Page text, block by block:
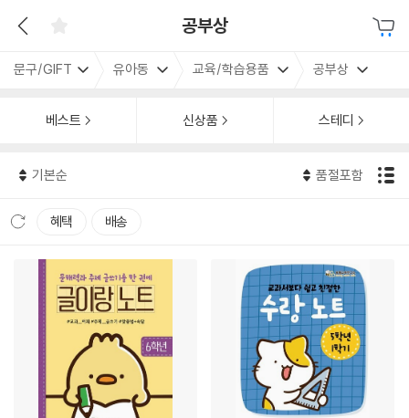
공부상
문구/GIFT 유아동 교육/학습용품 공부상
베스트 신상품 스테디
기본순 품절포함
혜택 배송